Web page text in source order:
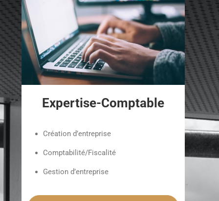
Expertise-Comptable
Création d’entreprise
Comptabilité/Fiscalité
Gestion d’entreprise